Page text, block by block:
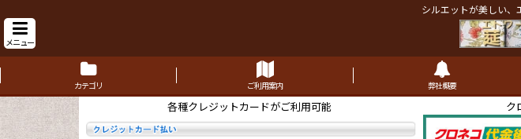
シルエットが美しい、
メニュー
カテゴリ ご利用案内 弊社概要
各種クレジットカードがご利用可能 ク